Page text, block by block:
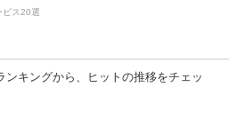
ビス20選
ンキングから、ヒットの推移をチェッ